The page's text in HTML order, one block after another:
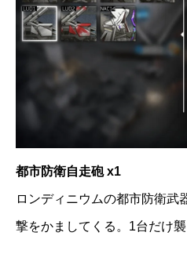
都市防衛自走砲 x1
ロンディニウムの都市防衛武
撃をかましてくる。1台だけ襲